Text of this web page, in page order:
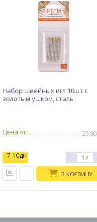
Набор швейных игл 10шт с
золотым ушком, сталь
25.80
7-10дн -
В КОРЗИНУ